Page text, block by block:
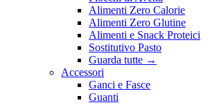
Alimenti Zero Calorie
Alimenti Zero Glutine
Alimenti e Snack Proteici
Sostitutivo Pasto
Guarda tutte →
Accessori
Ganci e Fasce
Guanti